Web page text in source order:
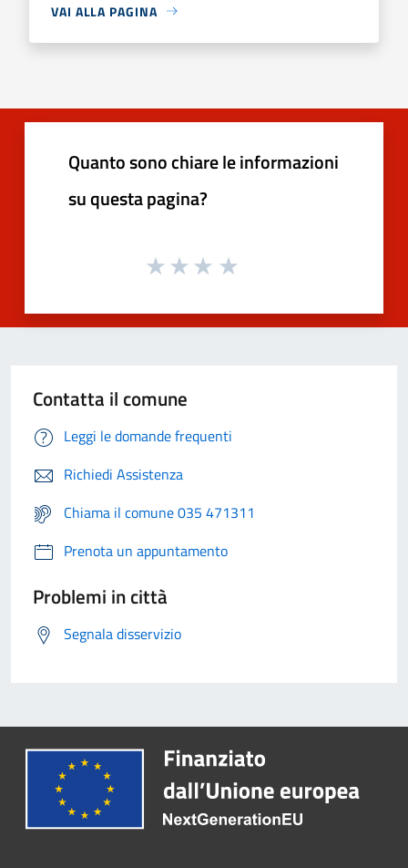
VAI ALLA PAGINA
Quanto sono chiare le informazioni
su questa pagina?
Contatta il comune
Leggi le domande frequenti
Richiedi Assistenza
Chiama il comune 035 471311
Prenota un appuntamento
Problemi in città
Segnala disservizio